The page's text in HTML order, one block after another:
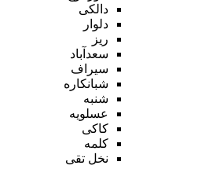
دالکی
دلوار
ریز
سعدآباد
سیراف
شبانکاره
شنبه
عسلویه
کاکی
کلمه
نخل تقی